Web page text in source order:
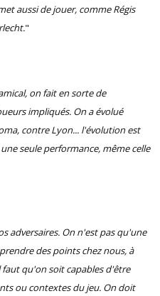
aussi de jouer, comme Régis
"
on fait en sorte de
impliqués. On a évolué
contre Lyon... l'évolution est
seule performance, même celle
adversaires. On n'est pas qu'une
des points chez nous, à
qu'on soit capables d'être
ou contextes du jeu. On doit